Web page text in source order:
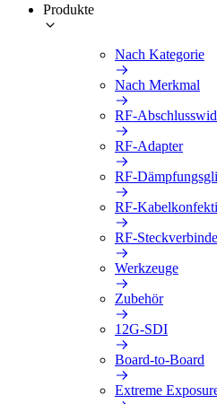
Produkte
Nach Kategorie
Nach Merkmal
RF-
RF-Adapter
RF-
RF-
RF-
Werkzeuge
Zubehör
12G-SDI
Board-to-Board
Extreme